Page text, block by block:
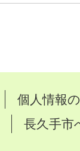
個人情報
長久手市